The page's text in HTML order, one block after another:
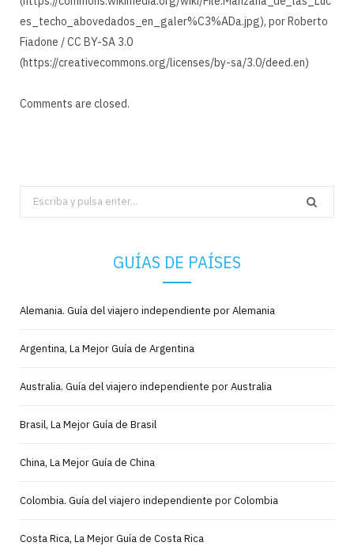
es_techo_abovedados_en_galer%C3%ADa.jpg), por Roberto
Fiadone / CC BY-SA 3.0
(https://creativecommons.org/licenses/by-sa/3.0/deed.en)
Comments are closed.
Search
for:
GUÍAS DE PAÍSES
Alemania. Guía del viajero independiente por Alemania
Argentina, La Mejor Guía de Argentina
Australia. Guía del viajero independiente por Australia
Brasil, La Mejor Guía de Brasil
China, La Mejor Guía de China
Colombia. Guía del viajero independiente por Colombia
Costa Rica, La Mejor Guía de Costa Rica